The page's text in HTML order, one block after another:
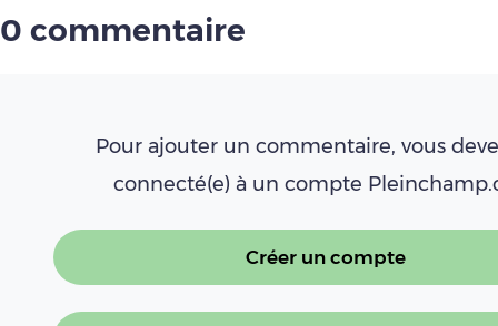
0 commentaire
Pour ajouter un commentaire, vous
connecté(e) à un compte
Créer un compte